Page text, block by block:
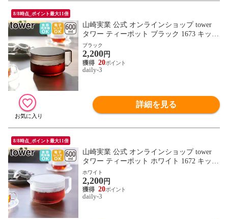
8/8時点_ポイント最大11倍
山崎実業 公式 オンラインショップ tower
タワー ティーポット ブラック 1673 キッチ
ン お茶 電子レンジ対応 茶こし機能付き ya
mazaki yam3214-bk
ブラック
2,200円
20
daily-3
詳細を見る
8/8時点_ポイント最大11倍
山崎実業 公式 オンラインショップ tower
タワー ティーポット ホワイト 1672 キッチ
ン お茶 電子レンジ対応 茶こし機能付き ya
mazaki yam3214-wh
ホワイト
2,200円
20
daily-3